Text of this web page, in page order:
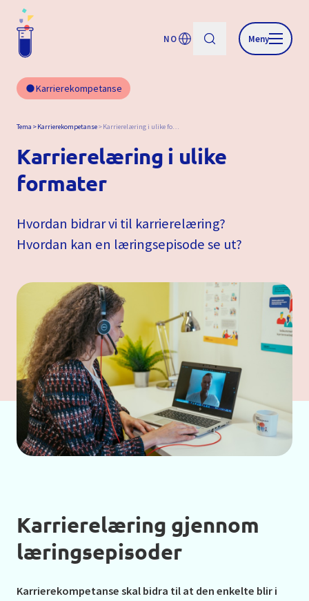
NO Meny
Karrierekompetanse
Tema Karrierekompetanse Karrierelæring i ulike formater
Karrierelæring i ulike
formater
Hvordan bidrar vi til karrierelæring?
Hvordan kan en læringsepisode se ut?
Karrierelæring gjennom
læringsepisoder
Karrierekompetanse skal bidra til at den enkelte blir i